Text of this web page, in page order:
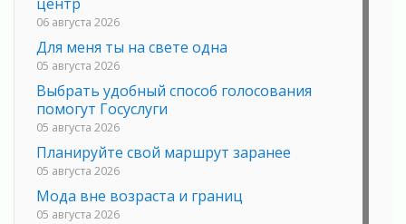
06 августа 2026
Для меня ты на свете одна
05 августа 2026
Выбрать удобный способ голосования
помогут Госуслуги
05 августа 2026
Планируйте свой маршрут заранее
05 августа 2026
Мода вне возраста и границ
05 августа 2026